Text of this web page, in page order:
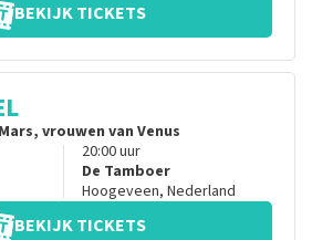
BEKIJK TICKETS
vrouwen van Venus
20:00uur
De Tamboer
Hoogeveen, Nederland
BEKIJK TICKETS